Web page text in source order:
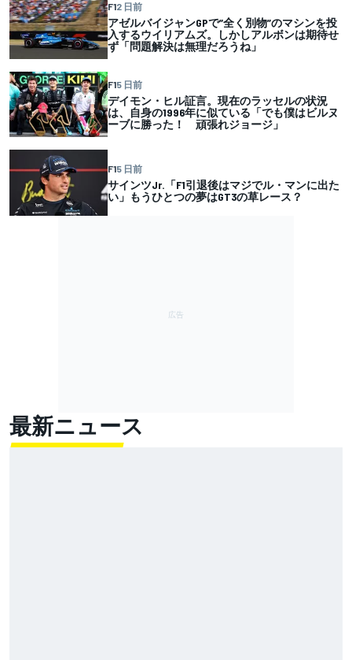
F12 日前
アゼルバイジャンGPで”全く別物”のマシンを投
入するウイリアムズ。しかしアルボンは期待せ
ず「問題解決は無理だろうね」
F15 日前
デイモン・ヒル証言。現在のラッセルの状況
は、自身の1996年に似ている「でも僕はビルヌ
ーブに勝った！ 頑張れジョージ」
F15 日前
サインツJr.「F1引退後はマジでル・マンに出た
い」もうひとつの夢はGT3の草レース？
最新ニュース